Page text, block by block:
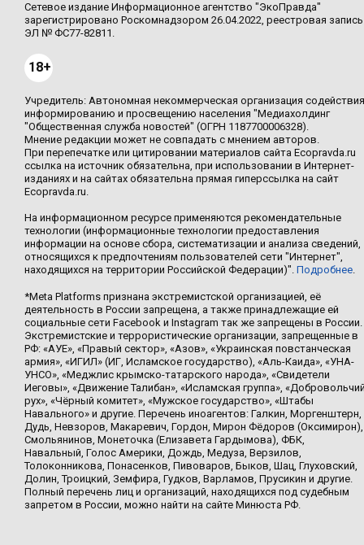
Сетевое издание Информационное агентство "ЭкоПравда"
зарегистрировано Роскомнадзором 26.04.2022, реестровая запись
ЭЛ № ФС77-82811.
18+
Учредитель: Автономная некоммерческая организация содействия
информированию и просвещению населения "Медиахолдинг
"Общественная служба новостей" (ОГРН 1187700006328).
Мнение редакции может не совпадать с мнением авторов.
При перепечатке или цитировании материалов сайта Ecopravda.ru
ссылка на источник обязательна, при использовании в Интернет-
изданиях и на сайтах обязательна прямая гиперссылка на сайт
Ecopravda.ru.
На информационном ресурсе применяются рекомендательные
технологии (информационные технологии предоставления
информации на основе сбора, систематизации и анализа сведений,
относящихся к предпочтениям пользователей сети "Интернет",
находящихся на территории Российской Федерации)". Подробнее.
*Meta Platforms признана экстремистской организацией, её
деятельность в России запрещена, а также принадлежащие ей
социальные сети Facebook и Instagram так же запрещены в России.
Экстремистские и террористические организации, запрещенные в
РФ: «АУЕ», «Правый сектор», «Азов», «Украинская повстанческая
армия», «ИГИЛ» (ИГ, Исламское государство), «Аль-Каида», «УНА-
УНСО», «Меджлис крымско-татарского народа», «Свидетели
Иеговы», «Движение Талибан», «Исламская группа»,
рух», «Чёрный комитет», «Мужское государство», «Штабы
Навального» и другие. Перечень иноагентов: Галкин, Моргенштерн,
Дудь, Невзоров, Макаревич, Гордон, Мирон Фёдоров (Оксимирон),
Смольянинов, Монеточка (Елизавета Гардымова), ФБК,
Навальный, Голос Америки, Дождь, Медуза, Верзилов,
Толоконникова, Понасенков, Пивоваров, Быков, Шац, Глуховский,
Долин, Троицкий, Земфира, Гудков, Варламов, Прусикин и другие.
Полный перечень лиц и организаций, находящихся под судебным
запретом в России, можно найти на сайте Минюста РФ.